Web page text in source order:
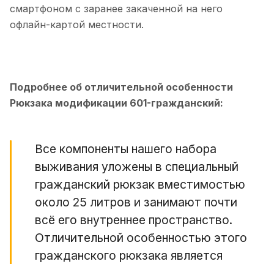
смартфоном с заранее закаченной на него
офлайн-картой местности.
Подробнее об отличительной особенности
Рюкзака модификации 601-гражданский:
Все компоненты нашего набора
выживания уложены в специальный
гражданский рюкзак вместимостью
около 25 литров и занимают почти
всё его внутреннее пространство.
Отличительной особенностью этого
гражданского рюкзака является